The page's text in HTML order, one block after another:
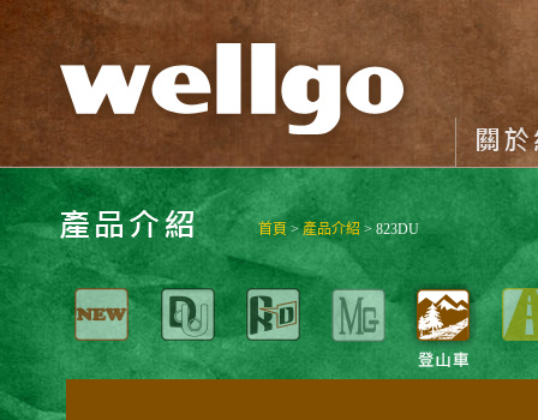
首頁 >產品介紹 > 823DU